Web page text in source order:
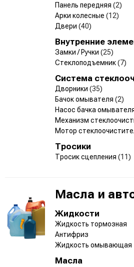
Панель передняя (2)
Арки колесные (12)
Двери (40)
Внутренние
Замки / Ручки (25)
Стеклоподъемник(7)
Система
Дворники (35)
Бачок омывателя (2)
Насос бачка
Механизм
Мотор
Тросики
Тросик сцепления (11)
Масла и
Жидкости
Жидкость тормозная
Антифриз
Жидкость омывающая
Масла